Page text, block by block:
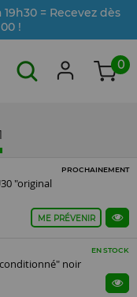
= Recevez dès
!
0
PROCHAINEMENT
"original
ME PRÉVENIR
EN STOCK
noir